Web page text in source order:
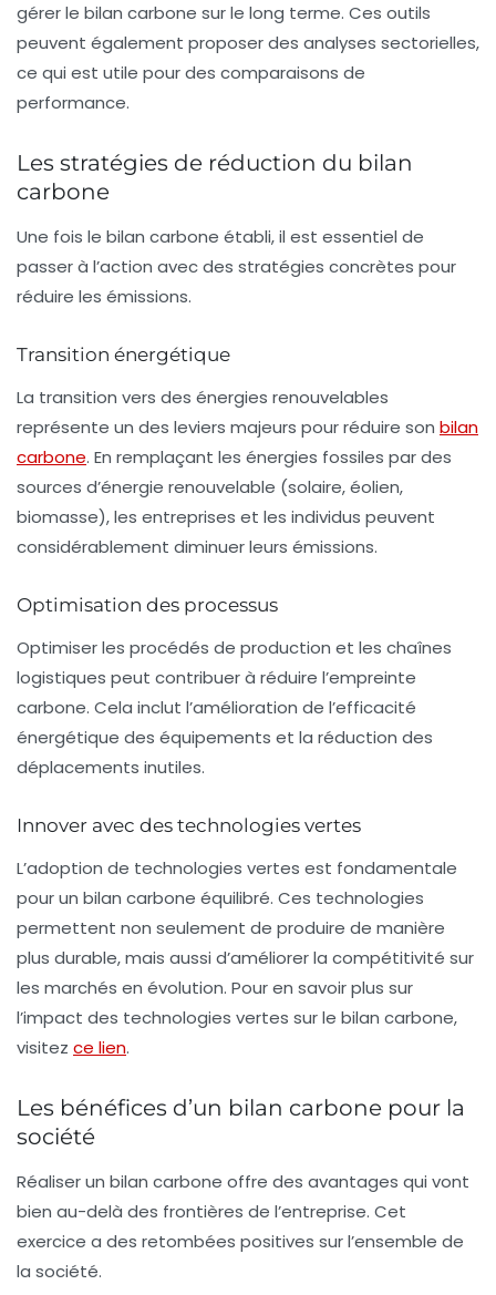
gérer le bilan carbone sur le long terme. Ces outils
peuvent également proposer des analyses sectorielles,
ce qui est utile pour des comparaisons de
performance.
Les stratégies de réduction du bilan
carbone
Une fois le bilan carbone établi, il est essentiel de
passer à l’action avec des stratégies concrètes pour
réduire les émissions.
Transition énergétique
La transition vers des énergies renouvelables
représente un des leviers majeurs pour réduire son bilan
carbone. En remplaçant les énergies fossiles par des
sources d’énergie renouvelable (solaire, éolien,
biomasse), les entreprises et les individus peuvent
considérablement diminuer leurs émissions.
Optimisation des processus
Optimiser les procédés de production et les chaînes
logistiques peut contribuer à réduire l’empreinte
carbone. Cela inclut l’amélioration de l’efficacité
énergétique des équipements et la réduction des
déplacements inutiles.
Innover avec des technologies vertes
L’adoption de technologies vertes est fondamentale
pour un bilan carbone équilibré. Ces technologies
permettent non seulement de produire de manière
plus durable, mais aussi d’améliorer la compétitivité sur
les marchés en évolution. Pour en savoir plus sur
l’impact des technologies vertes sur le bilan carbone,
visitez ce lien.
Les bénéfices d’un bilan carbone pour la
société
Réaliser un bilan carbone offre des avantages qui vont
bien au-delà des frontières de l’entreprise. Cet
exercice a des retombées positives sur l’ensemble de
la société.